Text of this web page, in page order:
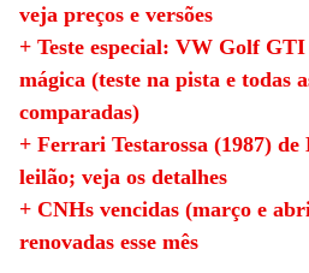
veja preços e versões
+ Teste especial: VW Golf
mágica (teste na pista e todas
comparadas)
+ Ferrari Testarossa (1987)
leilão; veja os detalhes
+ CNHs vencidas (março e
renovadas esse mês